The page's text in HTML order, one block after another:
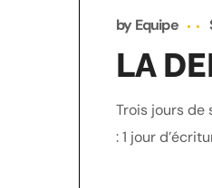
by Equipe
LA
Trois jours de
: 1 jour